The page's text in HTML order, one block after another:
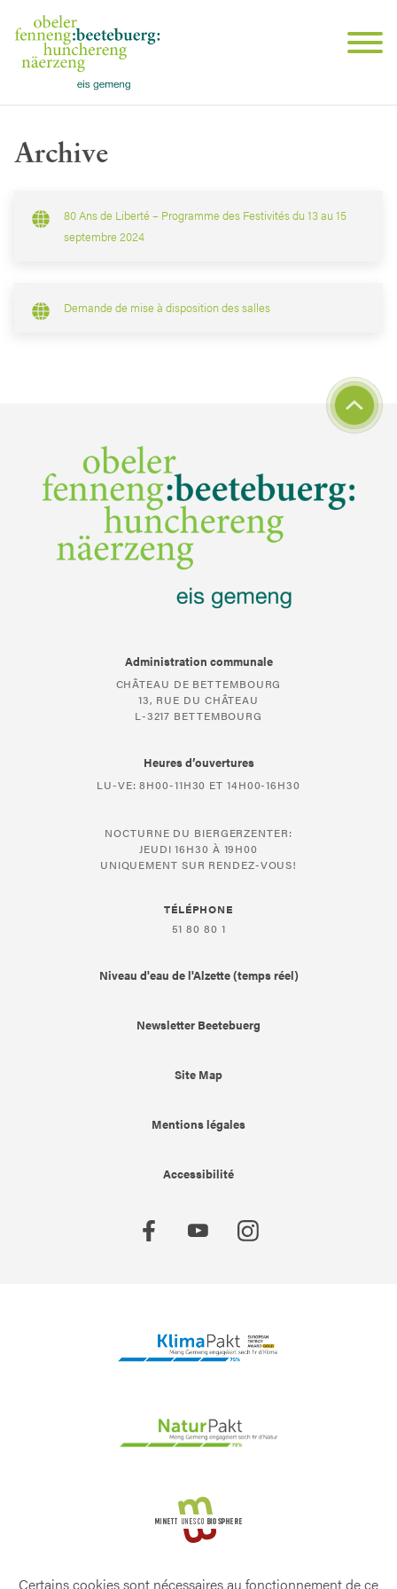
Archive
80 Ans de Liberté – Programme des Festivités du 13 au 15
septembre 2024
Demande de mise à disposition des salles
Administration communale
CHÂTEAU DE BETTEMBOURG
13, RUE DU CHÂTEAU
L-3217 BETTEMBOURG
Heures d’ouvertures
LU-VE: 8H00-11H30 ET 14H00-16H30
NOCTURNE DU BIERGERZENTER:
JEUDI 16H30 À 19H00
UNIQUEMENT SUR RENDEZ-VOUS!
TÉLÉPHONE
51 80 80 1
Niveau d'eau de l'Alzette (temps réel)
Newsletter Beetebuerg
Site Map
Mentions légales
Accessibilité
Certains cookies sont nécessaires au fonctionnement de ce